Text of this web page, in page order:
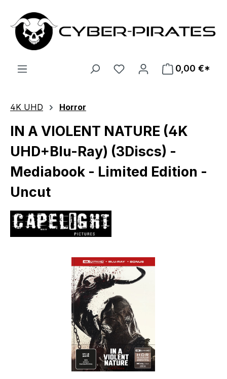
Zum Hauptinhalt springen
0,00 €*
4K UHD Horror
IN A VIOLENT NATURE (4K
UHD+Blu-Ray) (3Discs) -
Mediabook - Limited Edition -
Uncut
Bildergalerie überspringen